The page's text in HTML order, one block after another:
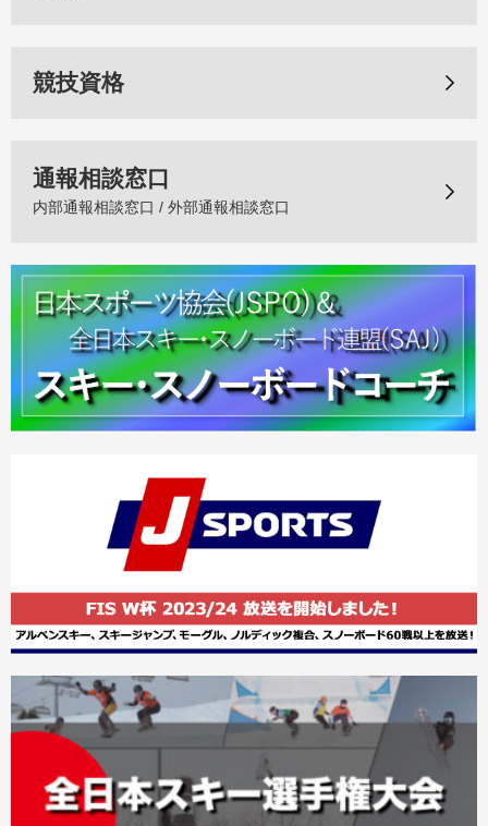
競技資格
通報相談窓口
内部通報相談窓口 / 外部通報相談窓口